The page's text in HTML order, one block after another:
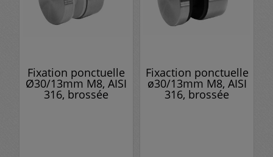
Fixation ponctuelle
Ø30/13mm M8, AISI
316, brossée
Fixaction ponctuelle
ø30/13mm M8, AISI
316, brossée